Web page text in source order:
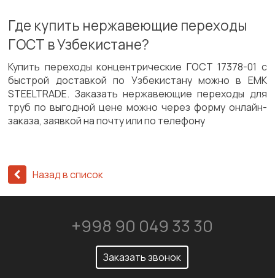
Где купить нержавеющие переходы
ГОСТ в Узбекистане?
Купить переходы концентрические ГОСТ 17378-01 с
быстрой доставкой по Узбекистану можно в EMK
STEELTRADE. Заказать нержавеющие переходы для
труб по выгодной цене можно через форму онлайн-
заказа, заявкой на почту или по телефону
Назад в список
+998 90 049 33 30
Заказать звонок